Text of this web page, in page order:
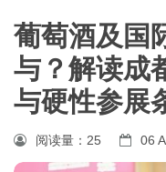
葡萄酒及国
与？解读成
与硬性参展
阅读量： 25 06